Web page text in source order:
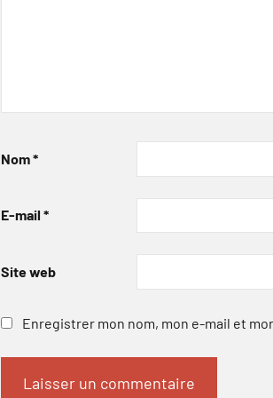
Nom*
E-mail *
Site web
Enregistrer mon nom, mon e-mail et